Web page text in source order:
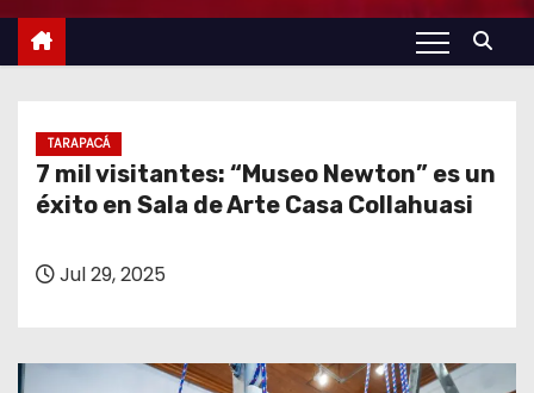
TARAPACÁ
7 mil visitantes: “Museo Newton” es un
éxito en Sala de Arte Casa Collahuasi
Jul 29, 2025